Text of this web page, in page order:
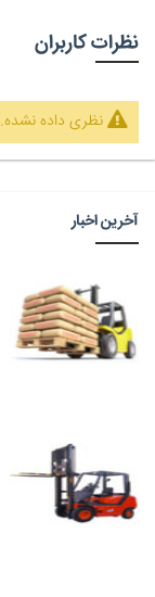
نظرات کاربران
نظری داده نشده.
آخرین اخبار